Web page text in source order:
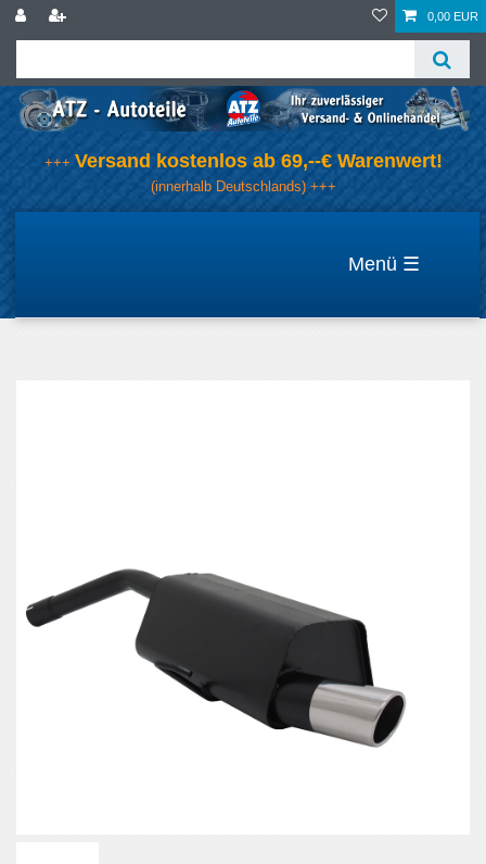
0,00 EUR
+++ Versand kostenlos ab 69,--€ Warenwert!
(innerhalb Deutschlands) +++
☰